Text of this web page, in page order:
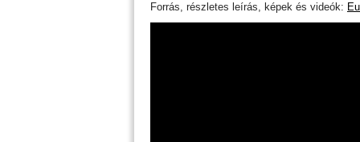
Forrás, részletes leírás, képek és videók: